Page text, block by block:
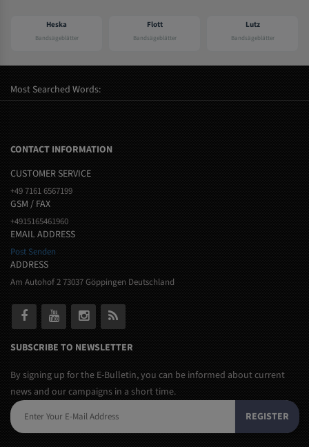
Bandsägeblätter Bandsägeblätter
Most Searched Words:
CONTACT INFORMATION
CUSTOMER SERVICE
+49 7161 6567199
GSM / FAX
+4915165461960
EMAIL ADDRESS
Post Senden
ADDRESS
Am Autohof 2 73037 Göppingen Deutschland
SUBSCRIBE TO NEWSLETTER
By signing up for the E-Bulletin, you can be informed about current
news and our campaigns in a short time.
REGISTER